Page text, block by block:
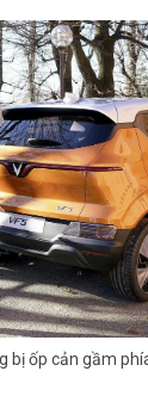
bị ốp cản gầm